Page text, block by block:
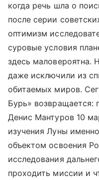
когда речь шла о
после серии
оптимизм
суровые условия
здесь маловероятна.
даже исключили из
обитаемых миров.
Бурь»
Денис Мантуров 10
изучения Луны
объектом освоения
исследования
проходить миссии и